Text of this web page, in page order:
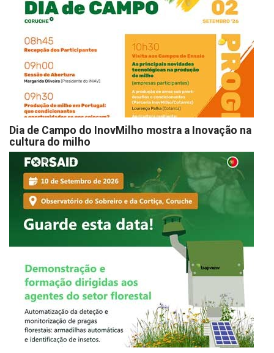
Dia de Campo do InovMilho mostra a Inovação na
cultura do milho